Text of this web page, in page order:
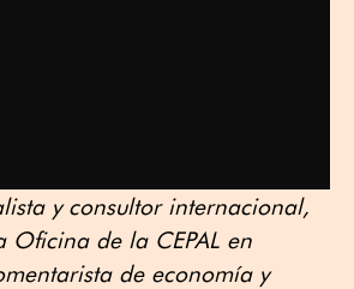
y consultor internacional,
Oficina de la CEPAL en
de economía y